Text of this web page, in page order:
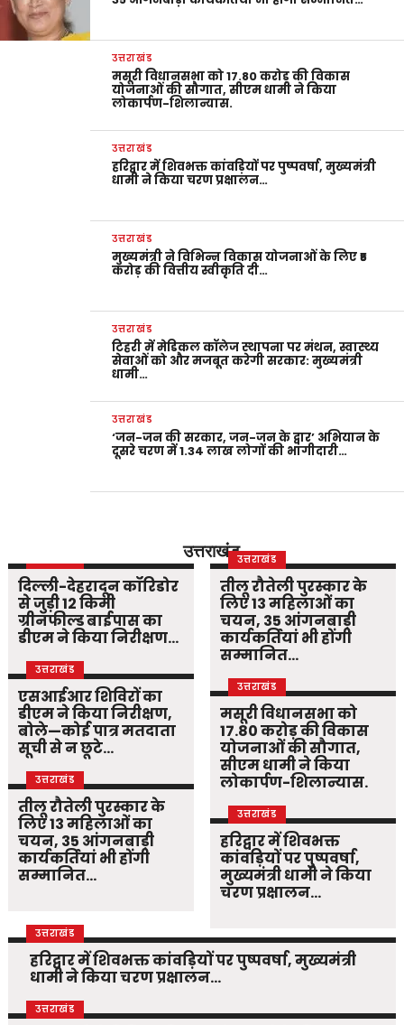
उत्तराखंड
मसूरी विधानसभा को 17.80 करोड़ की विकास
योजनाओं की सौगात, सीएम धामी ने किया
लोकार्पण-शिलान्यास.
उत्तराखंड
हरिद्वार में शिवभक्त कांवड़ियों पर पुष्पवर्षा, मुख्यमंत्री
धामी ने किया चरण प्रक्षालन…
उत्तराखंड
मुख्यमंत्री ने विभिन्न विकास योजनाओं के लिए ₹5
करोड़ की वित्तीय स्वीकृति दी…
उत्तराखंड
टिहरी में मेडिकल कॉलेज स्थापना पर मंथन, स्वास्थ्य
सेवाओं को और मजबूत करेगी सरकार: मुख्यमंत्री
धामी…
उत्तराखंड
‘जन-जन की सरकार, जन-जन के द्वार’ अभियान के
दूसरे चरण में 1.34 लाख लोगों की भागीदारी…
उत्तराखंड
दिल्ली-देहरादून कॉरिडोर
से जुड़ी 12 किमी
ग्रीनफील्ड बाईपास का
डीएम ने किया निरीक्षण…
उत्तराखंड
एसआईआर शिविरों का
डीएम ने किया निरीक्षण,
बोले—कोई पात्र मतदाता
सूची से न छूटे…
उत्तराखंड
तीलू रौतेली पुरस्कार के
लिए 13 महिलाओं का
चयन, 35 आंगनबाड़ी
कार्यकर्तियां भी होंगी
सम्मानित…
उत्तराखंड
तीलू रौतेली पुरस्कार के
लिए 13 महिलाओं का
चयन, 35 आंगनबाड़ी
कार्यकर्तियां भी होंगी
सम्मानित…
उत्तराखंड
मसूरी विधानसभा को
17.80 करोड़ की विकास
योजनाओं की सौगात,
सीएम धामी ने किया
लोकार्पण-शिलान्यास.
उत्तराखंड
हरिद्वार में शिवभक्त
कांवड़ियों पर पुष्पवर्षा,
मुख्यमंत्री धामी ने किया
चरण प्रक्षालन…
उत्तराखंड
हरिद्वार में शिवभक्त कांवड़ियों पर पुष्पवर्षा, मुख्यमंत्री
धामी ने किया चरण प्रक्षालन…
उत्तराखंड